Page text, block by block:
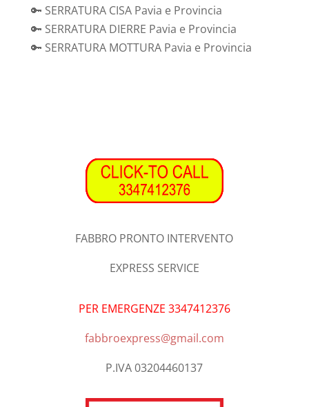
🔑 SERRATURA CISA Pavia e Provincia
🔑 SERRATURA DIERRE Pavia e Provincia
🔑 SERRATURA MOTTURA Pavia e Provincia
FABBRO PRONTO INTERVENTO
EXPRESS SERVICE
PER EMERGENZE 3347412376
fabbroexpress@gmail.com
P.IVA 03204460137